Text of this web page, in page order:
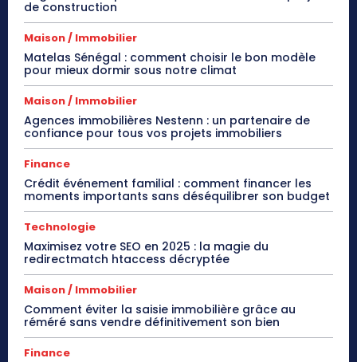
de construction
Maison / Immobilier
Matelas Sénégal : comment choisir le bon modèle
pour mieux dormir sous notre climat
Maison / Immobilier
Agences immobilières Nestenn : un partenaire de
confiance pour tous vos projets immobiliers
Finance
Crédit événement familial : comment financer les
moments importants sans déséquilibrer son budget
Technologie
Maximisez votre SEO en 2025 : la magie du
redirectmatch htaccess décryptée
Maison / Immobilier
Comment éviter la saisie immobilière grâce au
réméré sans vendre définitivement son bien
Finance